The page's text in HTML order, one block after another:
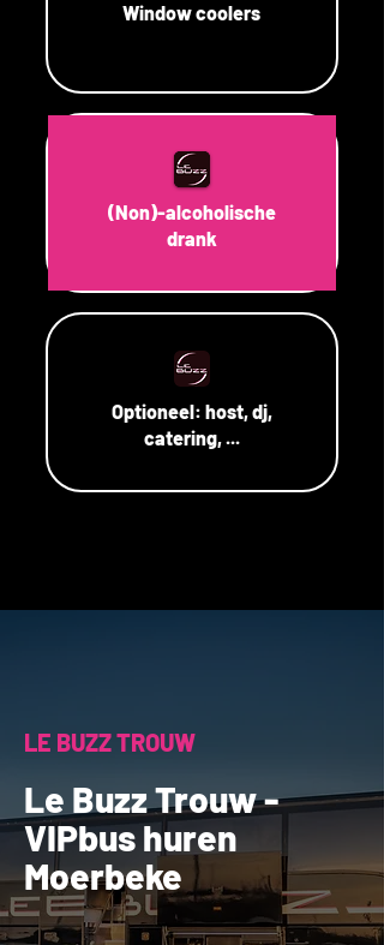
Window coolers
(Non)-alcoholische
drank
Optioneel: host, dj,
catering, ...
LE BUZZ TROUW
Le Buzz Trouw -
VIPbus huren
Moerbeke